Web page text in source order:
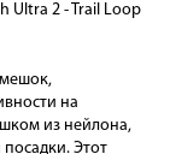
Ultra 2 - Trail Loop
на
из нейлона,
Этот